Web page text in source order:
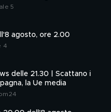
5
agosto, ore 2.00
4
delle 21.30 | Scattano i
la Ue media